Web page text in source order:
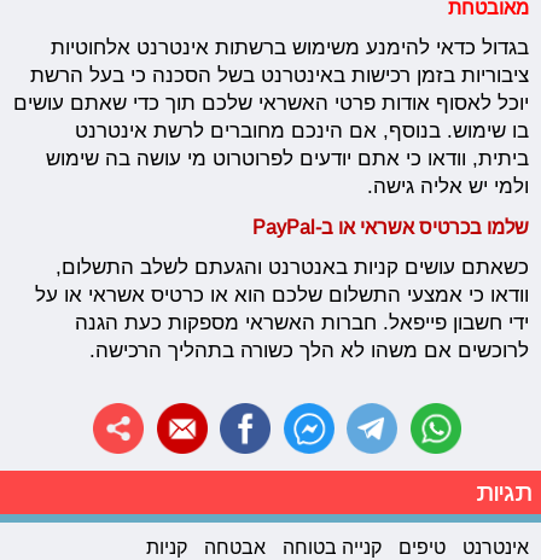
מאובטחת
בגדול כדאי להימנע משימוש ברשתות אינטרנט אלחוטיות
ציבוריות בזמן רכישות באינטרנט בשל הסכנה כי בעל הרשת
יוכל לאסוף אודות פרטי האשראי שלכם תוך כדי שאתם עושים
בו שימוש. בנוסף, אם הינכם מחוברים לרשת אינטרנט
ביתית, וודאו כי אתם יודעים לפרוטרוט מי עושה בה שימוש
ולמי יש אליה גישה.
שלמו בכרטיס אשראי או ב-PayPal
כשאתם עושים קניות באנטרנט והגעתם לשלב התשלום,
וודאו כי אמצעי התשלום שלכם הוא או כרטיס אשראי או על
ידי חשבון פייפאל. חברות האשראי מספקות כעת הגנה
לרוכשים אם משהו לא הלך כשורה בתהליך הרכישה.
תגיות
אינטרנט טיפים קנייה בטוחה אבטחה קניות